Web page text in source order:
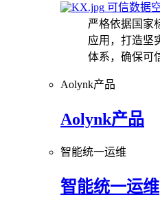
可信数据
严格依据国家
应用，打造坚
体系，确保可
Aolynk产品
Aolynk产品
智能统一运维
智能统一运维